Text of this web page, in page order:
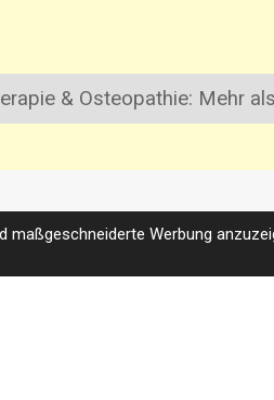
Werbung
& Osteopathie: Mehr